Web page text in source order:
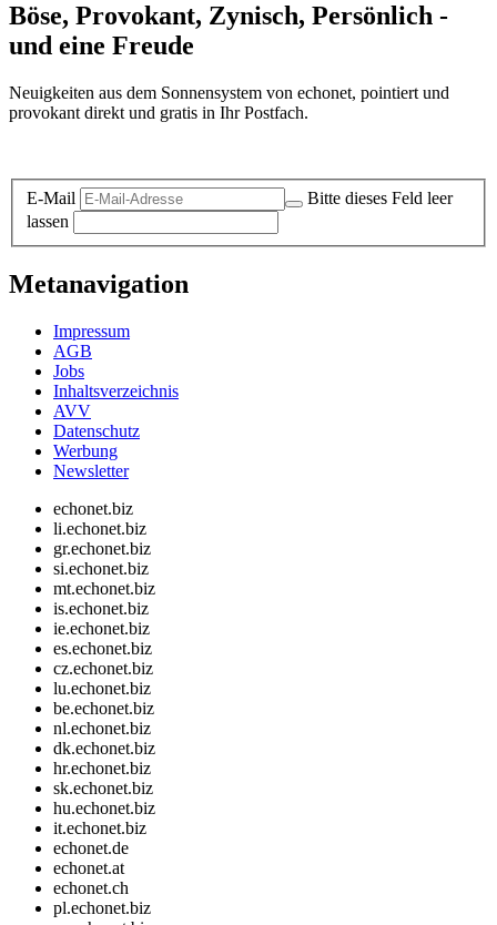
Böse, Provokant, Zynisch, Persönlich -
und eine Freude
Neuigkeiten aus dem Sonnensystem von echonet, pointiert und
provokant direkt und gratis in Ihr Postfach.
E-Mail
Bitte dieses Feld leer
lassen
Metanavigation
Impressum
AGB
Jobs
Inhaltsverzeichnis
AVV
Datenschutz
Werbung
Newsletter
echonet.biz
li.echonet.biz
gr.echonet.biz
si.echonet.biz
mt.echonet.biz
is.echonet.biz
ie.echonet.biz
es.echonet.biz
cz.echonet.biz
lu.echonet.biz
be.echonet.biz
nl.echonet.biz
dk.echonet.biz
hr.echonet.biz
sk.echonet.biz
hu.echonet.biz
it.echonet.biz
echonet.de
echonet.at
echonet.ch
pl.echonet.biz